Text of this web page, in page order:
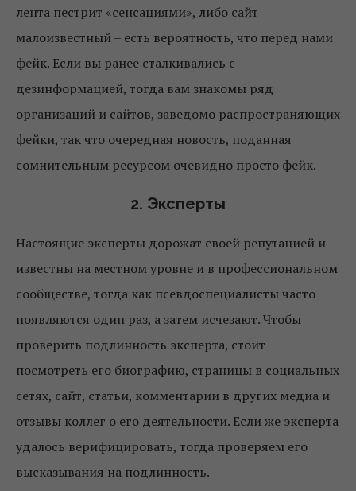
лента пестрит «сенсациями», либо сайт
малоизвестный – есть вероятность, что перед нами
фейк. Если вы ранее сталкивались с
дезинформацией, тогда вам знакомы ряд
организаций и сайтов, заведомо распространяющих
фейки, так что очередная новость, поданная
сомнительным ресурсом очевидно просто фейк.
2. Эксперты
Настоящие эксперты дорожат своей репутацией и
известны на местном уровне и в профессиональном
сообществе, тогда как псевдоспециалисты часто
появляются один раз, а затем исчезают. Чтобы
проверить подлинность эксперта, стоит
посмотреть его биографию, страницы в социальных
сетях, сайт, статьи, комментарии в других медиа и
отзывы коллег о его деятельности. Если же эксперта
удалось верифицировать, тогда проверяем его
высказывания на подлинность.